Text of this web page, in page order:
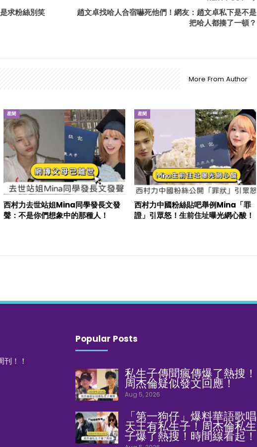
求粉絲別笑
趙文卓找哈人合宿嚇死他們！網友：趙文卓私下是不是
把哈人都揍了一頓？
More From Author
星聞
西村力去世站姐Mina同學發長文發
聲：不是你們想象中的那種人！
星聞
西村力中國粉絲貼吧舉例Mina「罪
證」引眾怒！生前住址曝光網心酸！
刊！！
Popular Posts
私生子傳聞瘋傳爆了熱搜！
周杰倫疑似發文回應！
Aug 5, 2026
「第一狗仔」爆料華語歌唱
天王有私生子！周杰倫私生
子爆了熱搜！時間線看起！